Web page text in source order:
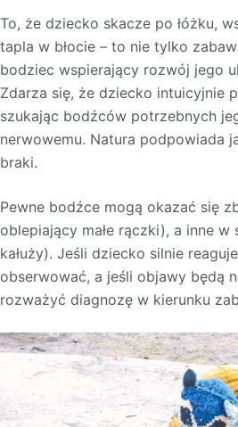
To, że dziecko skacze po łóżku,
tapla w błocie – to nie tylko
bodziec wspierający rozwój jego
Zdarza się, że dziecko intuicyjnie
szukając bodźców potrzebnych
nerwowemu. Natura podpowiada
braki.
Pewne bodźce mogą okazać się
oblepiający małe rączki), a inne
kałuży). Jeśli dziecko silnie
obserwować, a jeśli objawy będą
rozważyć diagnozę w kierunku